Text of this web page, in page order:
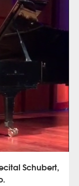
Schubert,